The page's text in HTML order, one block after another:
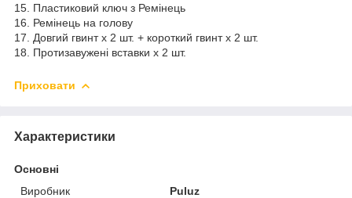
15. Пластиковий ключ з Ремінець
16. Ремінець на голову
17. Довгий гвинт x 2 шт. + короткий гвинт x 2 шт.
18. Протизавужені вставки x 2 шт.
Приховати
Характеристики
Основні
Виробник
Puluz